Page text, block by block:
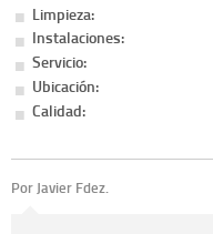
Limpieza:
Instalaciones:
Servicio:
Ubicación:
Calidad:
Por Javier Fdez.